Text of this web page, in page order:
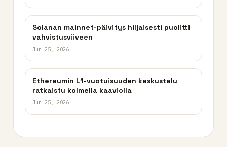
Solanan mainnet-päivitys hiljaisesti puolitti
vahvistusviiveen
Jun 25, 2026
Ethereumin L1-vuotuisuuden keskustelu
ratkaistu kolmella kaaviolla
Jun 25, 2026